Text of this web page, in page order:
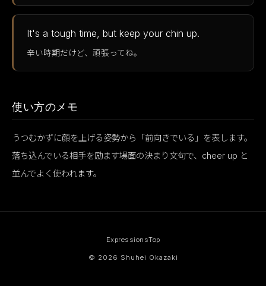
It's a tough time, but keep your chin up.
辛い時期だけど、頑張ってね。
使い方のメモ
うつむかずに顔を上げる姿勢から「前向きでいる」を表します。
落ち込んでいる相手を励ます場面の決まり文句で、cheer up と
並んでよく使われます。
ExpressionsTop
© 2026 Shuhei Okazaki